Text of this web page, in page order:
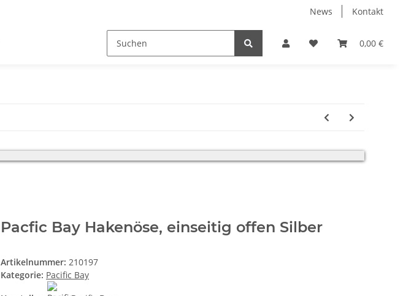
News Kontakt
0,00 €
Pacfic Bay Hakenöse, einseitig offen Silber
Artikelnummer: 210197
Kategorie: Pacific Bay